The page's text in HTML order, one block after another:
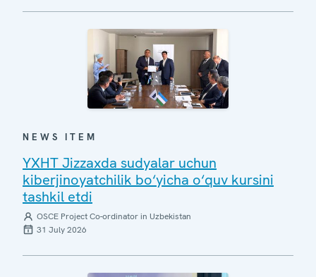
NEWS ITEM
YXHT Jizzaxda sudyalar uchun
kiberjinoyatchilik bo‘yicha o‘quv kursini
tashkil etdi
OSCE Project Co-ordinator in Uzbekistan
31 July 2026